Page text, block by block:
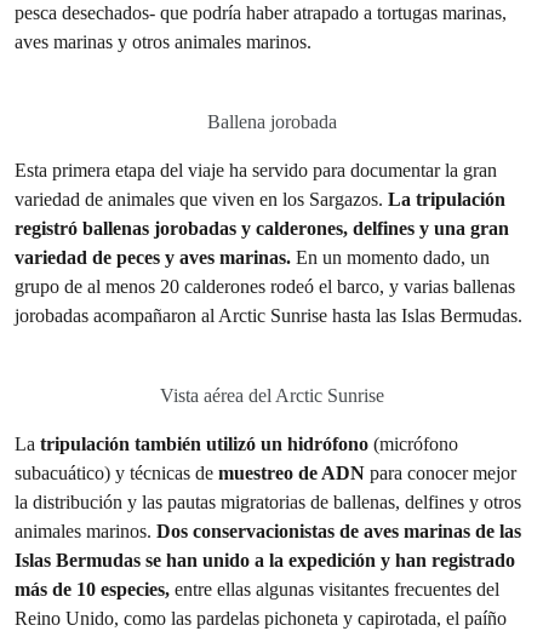
pesca desechados- que podría haber atrapado a tortugas marinas,
aves marinas y otros animales marinos.
Ballena jorobada
Esta primera etapa del viaje ha servido para documentar la gran
variedad de animales que viven en los Sargazos. La tripulación
registró ballenas jorobadas y calderones, delfines y una gran
variedad de peces y aves marinas. En un momento dado, un
grupo de al menos 20 calderones rodeó el barco, y varias ballenas
jorobadas acompañaron al Arctic Sunrise hasta las Islas Bermudas.
Vista aérea del Arctic Sunrise
La tripulación también utilizó un hidrófono (micrófono
subacuático) y técnicas de muestreo de ADN para conocer mejor
la distribución y las pautas migratorias de ballenas, delfines y otros
animales marinos. Dos conservacionistas de aves marinas de las
Islas Bermudas se han unido a la expedición y han registrado
más de 10 especies, entre ellas algunas visitantes frecuentes del
Reino Unido, como las pardelas pichoneta y capirotada, el paíño